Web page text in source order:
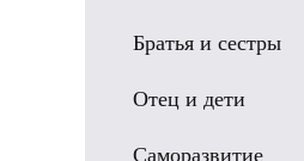
Братья и сестры
Отец и дети
Саморазвитие